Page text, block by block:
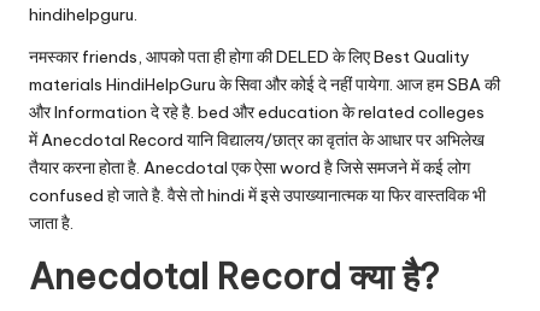
hindihelpguru.
नमस्कार friends, आपको पता ही होगा की DELED के लिए Best Quality
materials HindiHelpGuru के सिवा और कोई दे नहीं पायेगा. आज हम SBA की
और Information दे रहे है. bed और education के related colleges
में Anecdotal Record यानि विद्यालय/छात्र का वृतांत के आधार पर अभिलेख
तैयार करना होता है. Anecdotal एक ऐसा word है जिसे समजने में कई लोग
confused हो जाते है. वैसे तो hindi में इसेउपाख्यानात्मकया फिर वास्तविक भी
जाता है.
Anecdotal Record क्या है?